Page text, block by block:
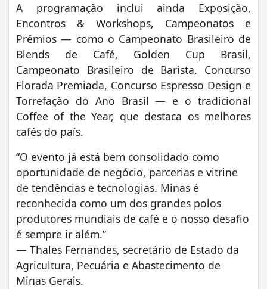
A programação inclui ainda Exposição,
Encontros & Workshops, Campeonatos e
Prêmios — como o Campeonato Brasileiro de
Blends de Café, Golden Cup Brasil,
Campeonato Brasileiro de Barista, Concurso
Florada Premiada, Concurso Espresso Design e
Torrefação do Ano Brasil — e o tradicional
Coffee of the Year, que destaca os melhores
cafés do país.
“O evento já está bem consolidado como
oportunidade de negócio, parcerias e vitrine
de tendências e tecnologias. Minas é
reconhecida como um dos grandes polos
produtores mundiais de café e o nosso desafio
é sempre ir além.”
— Thales Fernandes, secretário de Estado da
Agricultura, Pecuária e Abastecimento de
Minas Gerais.